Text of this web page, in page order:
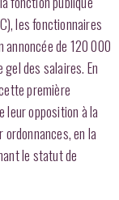
les fonctionnaires
de 120 000
des salaires. En
première
leur opposition à la
ordonnances, en la
le statut de